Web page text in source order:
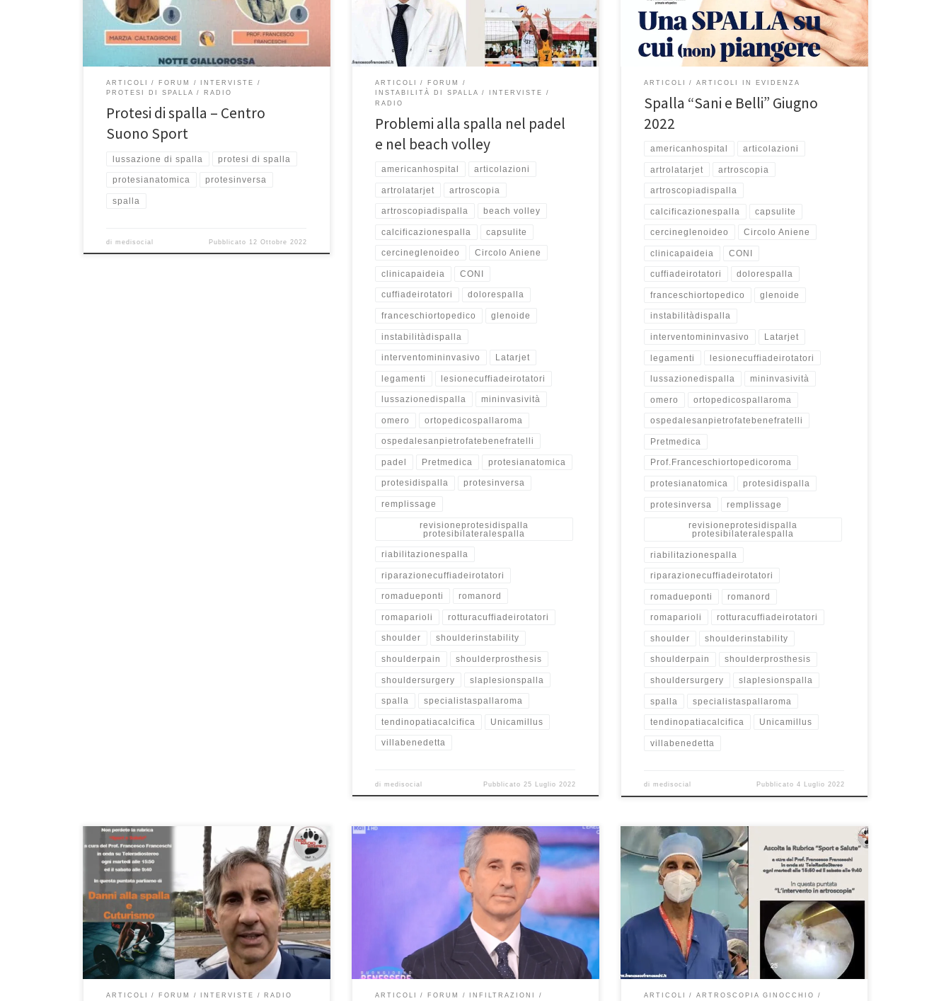
sui link sottostanti. Buon ascolto! Allora oggi andiamo a
parlare della spalla, quella che ha creato tanto dolore
a Zaniolo […]
ARTICOLI FORUM
INTERVISTE
PROTESI DI SPALLA
RADIO
Protesi di spalla – Centro
Suono Sport
lussazione di spalla protesi di spalla
protesianatomica protesinversa
spalla
dimedisocial Pubblicato 12 Ottobre 2022
Teleradiostereo ogni martedì e sabato. Puntata del
23/7/2022. Se avete perso questa intervista,
riascoltatela qui. Buon ascolto! Professore […]
ARTICOLI
FORUM
INSTABILITÀ DI SPALLA
INTERVISTE
RADIO
Problemi alla spalla nel padel
e nel beach volley
americanhospital articolazioni
artrolatarjet artroscopia
artroscopiadispalla beach volley
calcificazionespalla capsulite
cercineglenoideo Circolo Aniene
clinicapaideia CONI
cuffiadeirotatori dolorespalla
franceschiortopedico glenoide
instabilitàdispalla
interventomininvasivo Latarjet
legamenti lesionecuffiadeirotatori
lussazionedispalla mininvasività
omero ortopedicospallaroma
ospedalesanpietrofatebenefratelli
padel Pretmedica protesianatomica
protesidispalla protesinversa
remplissage
revisioneprotesidispalla
protesibilateralespalla
riabilitazionespalla
riparazionecuffiadeirotatori
romadueponti romanord
romaparioli rotturacuffiadeirotatori
shoulder shoulderinstability
shoulderpain shoulderprosthesis
shouldersurgery slaplesionspalla
spalla specialistaspallaroma
tendinopatiacalcifica Unicamillus
villabenedetta
dimedisocial Pubblicato 25 Luglio 2022
solo chirurgiche. La spalla è un’articolazione
complessa che ci aiuta nel quotidiano per lavorare,
fare sport, divertirci e in […]
ARTICOLI ARTICOLI IN EVIDENZA
Spalla “Sani e Belli” Giugno
2022
americanhospital articolazioni
artrolatarjet artroscopia
artroscopiadispalla
calcificazionespalla capsulite
cercineglenoideo Circolo Aniene
clinicapaideia CONI
cuffiadeirotatori dolorespalla
franceschiortopedico glenoide
instabilitàdispalla
interventomininvasivo Latarjet
legamenti lesionecuffiadeirotatori
lussazionedispalla mininvasività
omero ortopedicospallaroma
ospedalesanpietrofatebenefratelli
Pretmedica
Prof.Franceschiortopedicoroma
protesianatomica protesidispalla
protesinversa remplissage
revisioneprotesidispalla
protesibilateralespalla
riabilitazionespalla
riparazionecuffiadeirotatori
romadueponti romanord
romaparioli rotturacuffiadeirotatori
shoulder shoulderinstability
shoulderpain shoulderprosthesis
shouldersurgery slaplesionspalla
spalla specialistaspallaroma
tendinopatiacalcifica Unicamillus
villabenedetta
dimedisocial Pubblicato 4 Luglio 2022
Danni alla spalla e Culturismo. “Sport e Salute”
dell’14/6/2022 Rubrica radiofonica di informazione
medico-scientifica a cura del Prof. Francesco
Franceschi ortopedico spalla, ginocchio e anca a
Roma, primario di ortopedia e traumatologia
dell’ospedale San Pietro Fatebenefratelli di Roma.
Oggi abbiamo parlato dei danni alla spalla che
possono derivare da sport […]
ARTICOLI FORUM INTERVISTE RADIO
Terapie conservative e tecniche innovative nella
chirurgia ortopedica Prof. Francesco Franceschi
ortopedico e chirurgo della spalla a Roma –
Responsabile di Ortopedia all’Ospedale San Pietro
Fatebenefratelli e Professore all’Unicamillus di Roma–
Intervista a “Buongiorno Benessere” su Rai1 del
2/4/2022. Se avete perso l’intervista o volete
rivederla, potete guardarla qui. Buona […]
ARTICOLI FORUM
INFILTRAZIONI
Intervento in artroscopia “Sport e Salute” del
15/3/2022 Prof. Francesco Franceschi chirurgo
ortopedico spalla, ginocchio e anca a Roma. Nella mia
intervista di ieri su Teleradiostereo ho spiegato cos’è
l’artroscopia. Se avete perso la puntata, potete
riascoltarla qui. Buon ascolto. Eccoci qua! Decisamente
ci tiriamo su parlando di sport, parlando […]
ARTICOLI
ARTROSCOPIA GINOCCHIO